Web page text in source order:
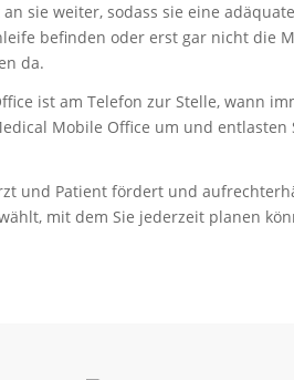
sie weiter, sodass sie eine
befinden oder erst gar nicht die
da.
ist am Telefon zur Stelle, wann
Mobile Office um und entlasten
und Patient fördert und
mit dem Sie jederzeit planen